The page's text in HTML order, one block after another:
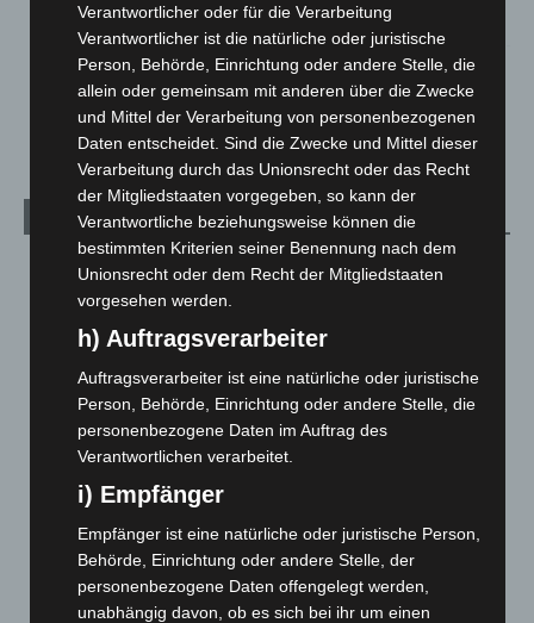
2. August 2026
Schwarz Digits und Zscaler starten souveräne Cloud-
Sicherheitsplattform für Europa
2. August 2026
Kategorien
Blaulicht
Corona-News
Hannover und Region
Langenhagen und Ortsteile
3.249
Leserbriefe
Menschen
Über uns
Verantwortlicher oder für die Verarbeitung
Verantwortlicher ist die natürliche oder juristische
Person, Behörde, Einrichtung oder andere Stelle, die
allein oder gemeinsam mit anderen über die Zwecke
und Mittel der Verarbeitung von personenbezogenen
Daten entscheidet. Sind die Zwecke und Mittel dieser
Verarbeitung durch das Unionsrecht oder das Recht
der Mitgliedstaaten vorgegeben, so kann der
Verantwortliche beziehungsweise können die
bestimmten Kriterien seiner Benennung nach dem
Unionsrecht oder dem Recht der Mitgliedstaaten
vorgesehen werden.
h) Auftragsverarbeiter
Auftragsverarbeiter ist eine natürliche oder juristische
Person, Behörde, Einrichtung oder andere Stelle, die
personenbezogene Daten im Auftrag des
Verantwortlichen verarbeitet.
i) Empfänger
Empfänger ist eine natürliche oder juristische Person,
Behörde, Einrichtung oder andere Stelle, der
personenbezogene Daten offengelegt werden,
unabhängig davon, ob es sich bei ihr um einen